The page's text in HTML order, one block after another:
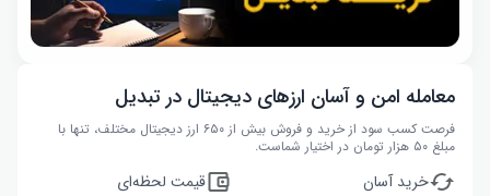
معامله امن و آسان ارزهای دیجیتال در تبدیل
فرصت کسب سود از خرید و فروش بیش از ۶۵۰ ارز دیجیتال مختلف، تنها با
مبلغ ۵۰ هزار تومان در اختیار شماست.
خرید آسان
قیمت لحظه‌ای